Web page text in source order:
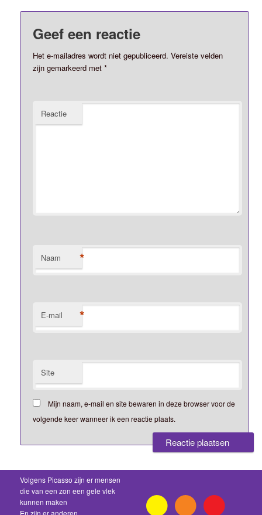
Geef een reactie
Het e-mailadres wordt niet gepubliceerd. Vereiste velden
zijn gemarkeerd met*
Reactie
Naam *
E-mail *
Site
Mijn naam, e-mail en site bewaren in deze browser voor de
volgende keer wanneer ik een reactie plaats.
Volgens Picasso zijn er mensen
die van een zon een gele vlek
kunnen maken
En zijn er anderen